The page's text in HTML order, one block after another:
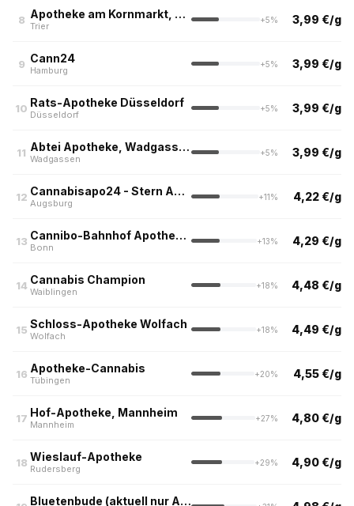
8 Apotheke am Kornmarkt, Trier
Trier
+5% 3,99 €/g
9 Cann24
Hamburg
+5% 3,99 €/g
10 Rats-Apotheke Düsseldorf
Düsseldorf
+5% 3,99 €/g
11 Abtei Apotheke, Wadgassen
Wadgassen
+5% 3,99 €/g
12 Cannabisapo24 - Stern Apotheke Augsburg
Augsburg
+11% 4,22 €/g
13 Cannibo-Bahnhof Apotheke Bonn
Bonn
+13% 4,29 €/g
14 Cannabis Champion
Waiblingen
+18% 4,48 €/g
15 Schloss-Apotheke Wolfach
Wolfach
+18% 4,49 €/g
16 Apotheke-Cannabis
Tübingen
+20% 4,55 €/g
17 Hof-Apotheke, Mannheim
Mannheim
+27% 4,80 €/g
18 Wieslauf-Apotheke
Rudersberg
+29% 4,90 €/g
Bluetenbude (aktuell nur Abholung kein Versand)